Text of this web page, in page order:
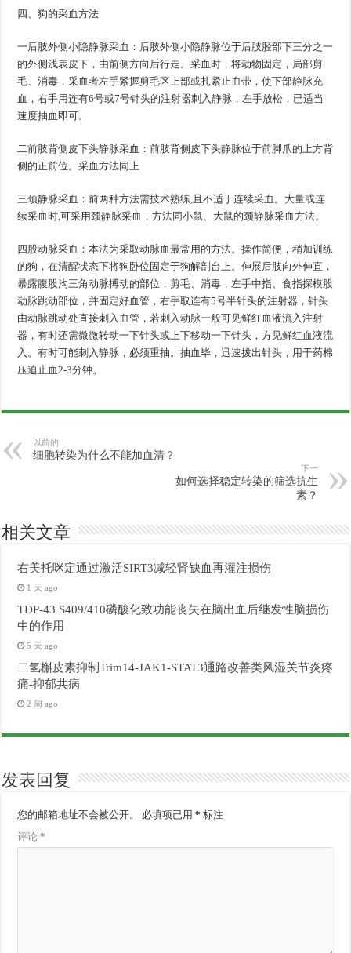
四、狗的采血方法
后肢外侧小隐静脉采血：后肢外侧小隐静脉位于后肢胫部下三分之一
的外侧浅表皮下，由前侧方向后行走。采血时，将动物固定，局部剪
毛、消毒，采血者左手紧握剪毛区上部或扎紧止血带，使下部静脉充
血，右手用连有6号或7号针头的注射器刺入静脉，左手放松，已适当
速度抽血即可。
二前肢背侧皮下头静脉采血：前肢背侧皮下头静脉位于前脚爪的上方背
侧的正前位。采血方法同上
三颈静脉采血：前两种方法需技术熟练,且不适于连续采血。大量或连
续采血时,可采用颈静脉采血，方法同小鼠、大鼠的颈静脉采血方法。
四 股动脉采血：本法为采取动脉血最常用的方法。操作简便，稍加训练
的狗，在清醒状态下将狗卧位固定于狗解剖台上。伸展后肢向外伸直，
暴露腹股沟三角动脉搏动的部位，剪毛、消毒，左手中指、食指探模股
动脉跳动部位，并固定好血管，右手取连有5号半针头的注射器，针头
由动脉跳动处直接刺入血管，若刺入动脉一般可见鲜红血液流入注射
器，有时还需微微转动一下针头或上下移动一下针头，方见鲜红血液流
入。有时可能刺入静脉，必须重抽。抽血毕，迅速拔出针头，用干药棉
压迫止血2-3分钟。
以前的
细胞转染为什么不能加血清？
下一
如何选择稳定转染的筛选抗生
素？
相关文章
右美托咪定通过激活SIRT3减轻肾缺血再灌注损伤
1 天 ago
TDP-43 S409/410磷酸化致功能丧失在脑出血后继发性脑损伤
中的作用
5 天 ago
二氢槲皮素抑制Trim14-JAK1-STAT3通路改善类风湿关节炎疼
痛-抑郁共病
2 周 ago
发表回复
您的邮箱地址不会被公开。 必填项已用* 标注
评论*